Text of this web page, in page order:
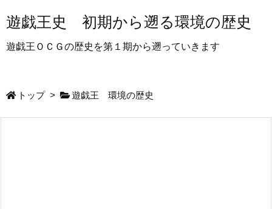
遊戯王史 初期から遡る環境の歴史
遊戯王ＯＣＧの歴史を第１期から遡っていきます
トップ > 遊戯王 環境の歴史